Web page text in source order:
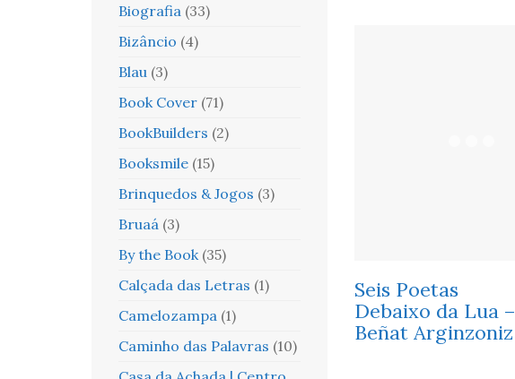
Seis Poetas
Debaixo da Lua –
Beñat Arginzoniz
Biografia (33)
Bizâncio (4)
Blau (3)
Book Cover (71)
BookBuilders (2)
Booksmile (15)
Brinquedos & Jogos (3)
Bruaá (3)
By the Book (35)
Calçada das Letras (1)
Camelozampa (1)
Caminho das Palavras (10)